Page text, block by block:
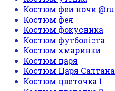
Костюм феи ночи @ru
Костюм фея
Костюм фокусника
Костюм футболіста
Костюм хмаринки
Костюм царя
Костюм Царя Салтана
Костюм цветочка 1